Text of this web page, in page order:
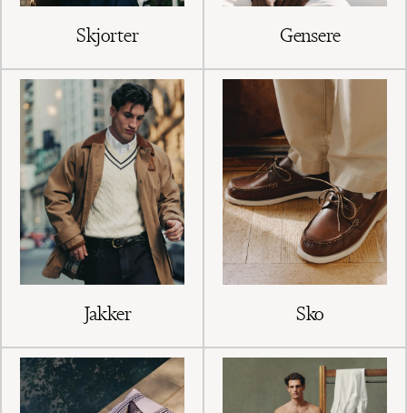
Skjorter Gensere
Jakker Sko